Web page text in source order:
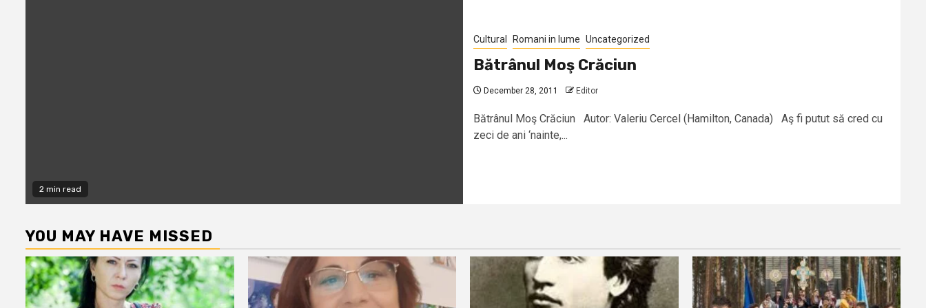
2 min read
Cultural Romani in lume Uncategorized
Bătrânul Moş Crăciun
December 28, 2011 Editor
Bătrânul Moş Crăciun Autor: Valeriu Cercel (Hamilton, Canada) Aş fi putut să cred cu
zeci de ani ‘nainte,...
YOU MAY HAVE MISSED